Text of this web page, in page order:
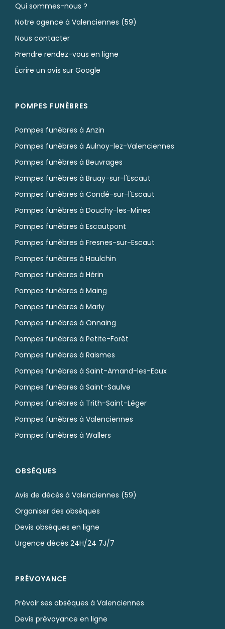
Qui sommes-nous ?
Notre agence à Valenciennes (59)
Nous contacter
Prendre rendez-vous en ligne
Écrire un avis sur Google
POMPES FUNÈBRES
Pompes funèbres à Anzin
Pompes funèbres à Aulnoy-lez-Valenciennes
Pompes funèbres à Beuvrages
Pompes funèbres à Bruay-sur-l'Escaut
Pompes funèbres à Condé-sur-l'Escaut
Pompes funèbres à Douchy-les-Mines
Pompes funèbres à Escautpont
Pompes funèbres à Fresnes-sur-Escaut
Pompes funèbres à Haulchin
Pompes funèbres à Hérin
Pompes funèbres à Maing
Pompes funèbres à Marly
Pompes funèbres à Onnaing
Pompes funèbres à Petite-Forêt
Pompes funèbres à Raismes
Pompes funèbres à Saint-Amand-les-Eaux
Pompes funèbres à Saint-Saulve
Pompes funèbres à Trith-Saint-Léger
Pompes funèbres à Valenciennes
Pompes funèbres à Wallers
OBSÈQUES
Avis de décès à Valenciennes (59)
Organiser des obsèques
Devis obsèques en ligne
Urgence décès 24H/24 7J/7
PRÉVOYANCE
Prévoir ses obsèques à Valenciennes
Devis prévoyance en ligne